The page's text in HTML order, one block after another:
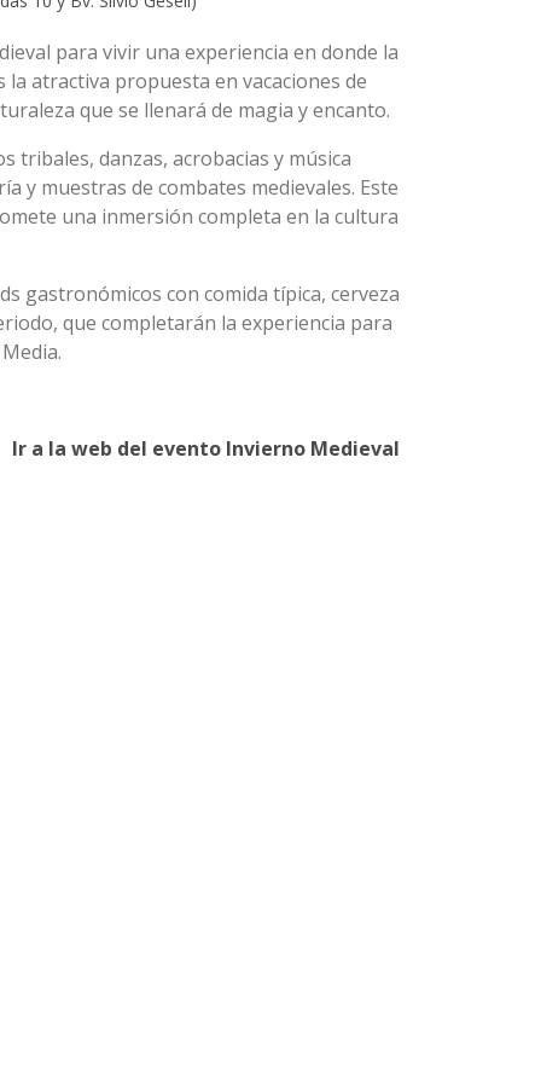
para vivir una experiencia en donde la
la atractiva propuesta en vacaciones de
que se llenará de magia y encanto.
tribales, danzas, acrobacias y música
y muestras de combates medievales. Este
una inmersión completa en la cultura
gastronómicos con comida típica, cerveza
que completarán la experiencia para
Ir a la web del evento Invierno Medieval